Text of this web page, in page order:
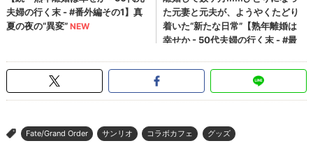
> Fate/Grand Order サンリオ コラボカフェ グッズ